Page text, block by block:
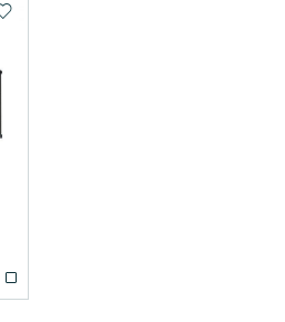
Zur Wunschliste hinzufügen